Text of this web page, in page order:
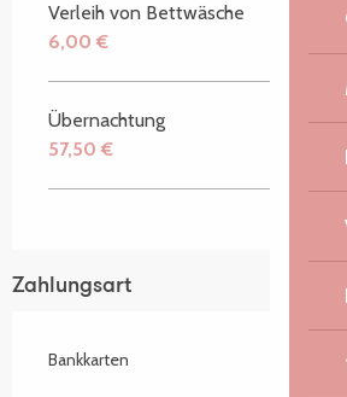
Verleih von Bettwäsche
6,00 €
Übernachtung
57,50 €
Zahlungsart
Bankkarten